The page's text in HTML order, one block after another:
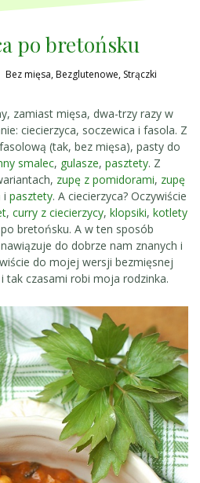
po bretońsku
Bez mięsa,Bezglutenowe, Strączki
zamiast mięsa, dwa-trzy razy w
ciecierzyca, soczewica i fasola. Z
(tak, bez mięsa), pasty do
smalec, gulasze, pasztety. Z
zupę z pomidorami, zupę
i pasztety. A ciecierzyca? Oczywiście
, curry z ciecierzycy, klopsiki, kotlety
bretońsku. A w ten sposób
do dobrze nam znanych i
do mojej wersji bezmięsnej
tak czasami robi moja rodzinka.